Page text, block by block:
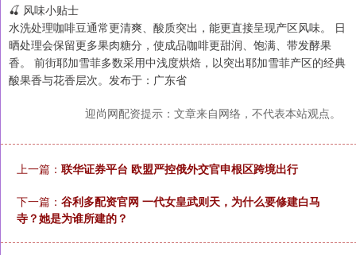
🍒 风味小贴士
水洗处理咖啡豆通常更清爽、酸质突出，能更直接呈现产区风味。 日
晒处理会保留更多果肉糖分，使成品咖啡更甜润、饱满、带发酵果
香。 前街耶加雪菲多数采用中浅度烘焙，以突出耶加雪菲产区的经典
酸果香与花香层次。发布于：广东省
迎尚网配资提示：文章来自网络，不代表本站观点。
上一篇： 联华证券平台 欧盟严控俄外交官申根区跨境出行
下一篇： 谷利多配资官网 一代女皇武则天，为什么要修建白马
寺？她是为谁所建的？